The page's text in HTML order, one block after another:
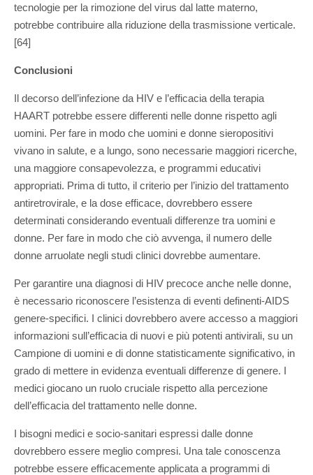
tecnologie per la rimozione del virus dal latte materno,
potrebbe contribuire alla riduzione della trasmissione verticale.
[64]
Conclusioni
Il decorso dell’infezione da HIV e l’efficacia della terapia
HAART potrebbe essere differenti nelle donne rispetto agli
uomini. Per fare in modo che uomini e donne sieropositivi
vivano in salute, e a lungo, sono necessarie maggiori ricerche,
una maggiore consapevolezza, e programmi educativi
appropriati. Prima di tutto, il criterio per l’inizio del trattamento
antiretrovirale, e la dose efficace, dovrebbero essere
determinati considerando eventuali differenze tra uomini e
donne. Per fare in modo che ciò avvenga, il numero delle
donne arruolate negli studi clinici dovrebbe aumentare.
Per garantire una diagnosi di HIV precoce anche nelle donne,
è necessario riconoscere l’esistenza di eventi definenti-AIDS
genere-specifici. I clinici dovrebbero avere accesso a maggiori
informazioni sull’efficacia di nuovi e più potenti antivirali, su un
Campione di uomini e di donne statisticamente significativo, in
grado di mettere in evidenza eventuali differenze di genere. I
medici giocano un ruolo cruciale rispetto alla percezione
dell’efficacia del trattamento nelle donne.
I bisogni medici e socio-sanitari espressi dalle donne
dovrebbero essere meglio compresi. Una tale conoscenza
potrebbe essere efficacemente applicata a programmi di